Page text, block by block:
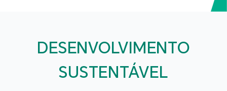
DESENVOLVIMENTO
SUSTENTÁVEL